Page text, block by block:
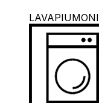
LAVAPIUMONI